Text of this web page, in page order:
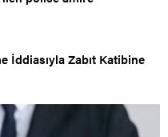
İddiasıyla Zabıt Katibine